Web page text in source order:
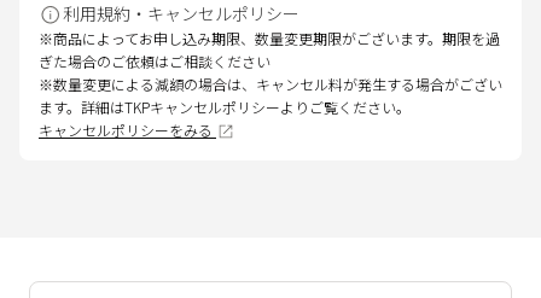
利用規約・キャンセルポリシー
※商品によってお申し込み期限、数量変更期限がございます。期限を過
ぎた場合のご依頼はご相談ください
※数量変更による減額の場合は、キャンセル料が発生する場合がござい
ます。詳細はTKPキャンセルポリシーよりご覧ください。
キャンセルポリシーをみる